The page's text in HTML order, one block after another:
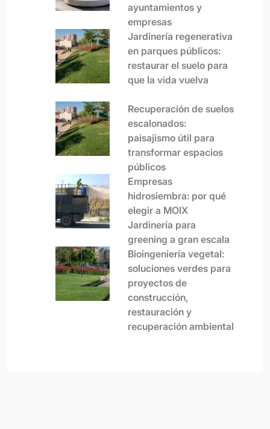
ayuntamientos y
empresas
Jardinería regenerativa
en parques públicos:
restaurar el suelo para
que la vida vuelva
Recuperación de suelos
escalonados:
paisajismo útil para
transformar espacios
públicos
Empresas
hidrosiembra: por qué
elegir a MOIX
Jardinería para
greening a gran escala
Bioingeniería vegetal:
soluciones verdes para
proyectos de
construcción,
restauración y
recuperación ambiental